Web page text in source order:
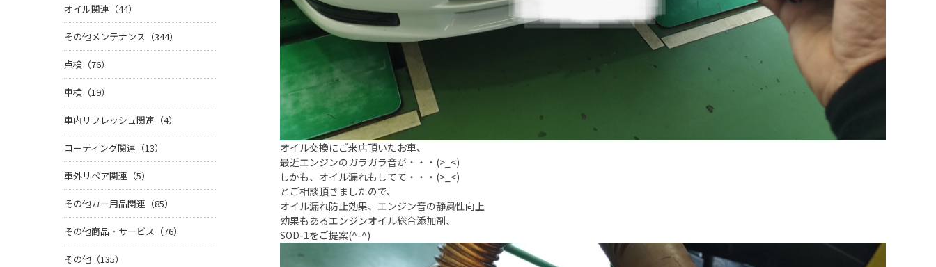
オイル交換にご来店頂いたお車、
最近エンジンのガラガラ音が・・・(>_<)
しかも、オイル漏れもしてて・・・(>_<)
とご相談頂きましたので、
オイル漏れ防止効果、エンジン音の静粛性向上
効果もあるエンジンオイル総合添加剤、
SOD-1をご提案(^-^)
オイル関連（44）
その他メンテナンス（344）
点検（76）
車検（19）
車内リフレッシュ関連（4）
コーティング関連（13）
車外リペア関連（5）
その他カー用品関連（85）
その他商品・サービス（76）
その他（135）